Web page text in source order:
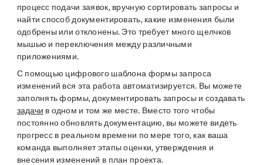
процесс подачи заявок, вручную сортировать запросы и
найти способ документировать, какие изменения были
одобрены или отклонены. Это требует много щелчков
мышью и переключения между различными
приложениями.
С помощью цифрового шаблона формы запроса
изменений вся эта работа автоматизируется. Вы можете
заполнять формы, документировать запросы и создавать
задачи в одном и том же месте. Вместо того чтобы
постоянно обновлять документацию, вы можете видеть
прогресс в реальном времени по мере того, как ваша
команда выполняет этапы оценки, утверждения и
внесения изменений в план проекта.